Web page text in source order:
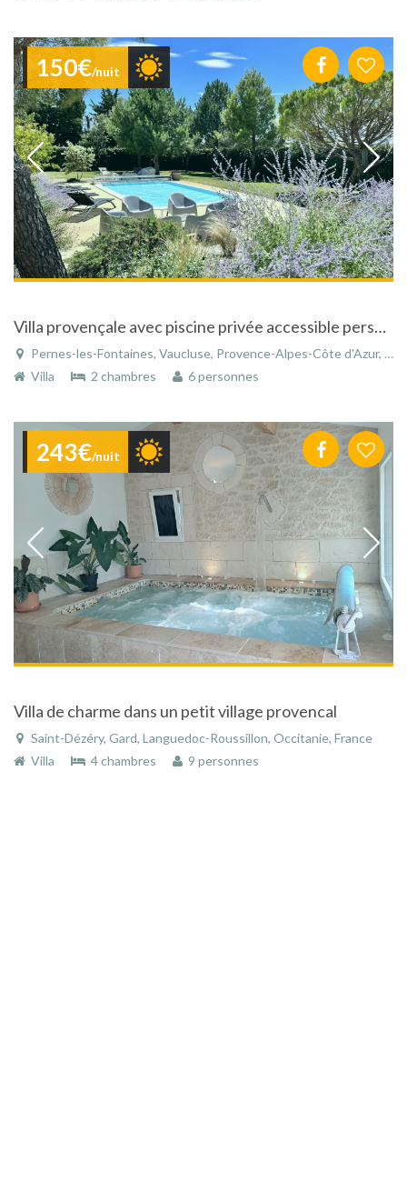
150€/nuit
Villa provençale avec piscine privée accessible personnes mobilité réduite
Pernes-les-Fontaines, Vaucluse, Provence-Alpes-Côte d'Azur, France
Villa
2 chambres 6 personnes
243€/nuit
Villa de charme dans un petit village provencal
Saint-Dézéry, Gard, Languedoc-Roussillon, Occitanie, France
Villa
4 chambres 9 personnes